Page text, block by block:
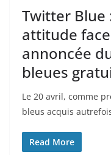
Twitter Blue
attitude
annoncée
bleues
Le 20 avril, comme
bleus acquis
Read More